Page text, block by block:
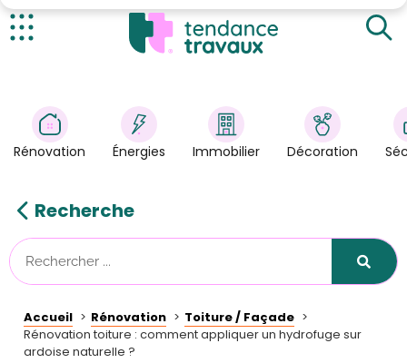
Énergies
Immobilier
Astuces/DIY
Tendance Travaux
Kit partenaire
Rénovation Énergies Immobilier Décoration
Recherche
Accueil Rénovation
Toiture / Façade
Rénovation toiture : comment appliquer un hydrofuge sur
ardoise naturelle ?